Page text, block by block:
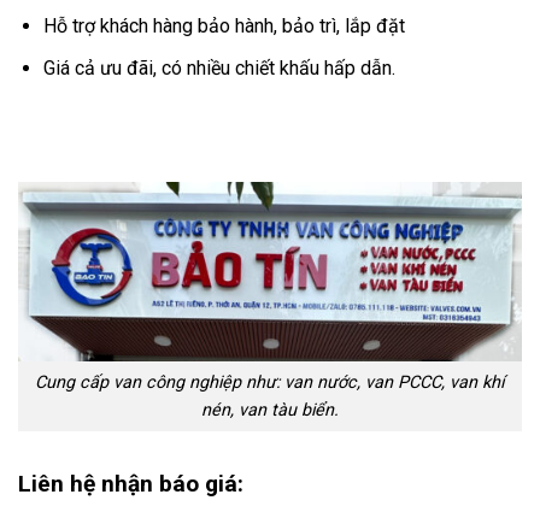
Hỗ trợ khách hàng bảo hành, bảo trì, lắp đặt
Giá cả ưu đãi, có nhiều chiết khấu hấp dẫn.
Cung cấp van công nghiệp như: van nước, van PCCC, van khí
nén, van tàu biển.
Liên hệ nhận báo giá: